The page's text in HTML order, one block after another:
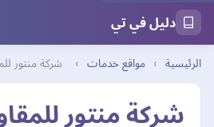
دليل في تي
الرئيسية › مواقع خدمات › شركة منتور
شركة منتور